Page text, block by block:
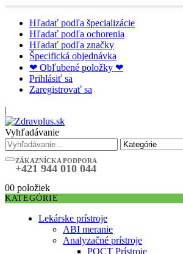
Hľadať podľa špecializácie
Hľadať podľa ochorenia
Hľadať podľa značky
Špecifická objednávka
❤ Obľubené položky ❤
Prihlásiť sa
Zaregistrovať sa
|
Vyhľadávanie
ZÁKAZNÍCKA PODPORA
+421 944 010 044
00 položiek
KATEGÓRIE
Lekárske prístroje
ABI meranie
Analyzačné prístroje
POCT Prístroje